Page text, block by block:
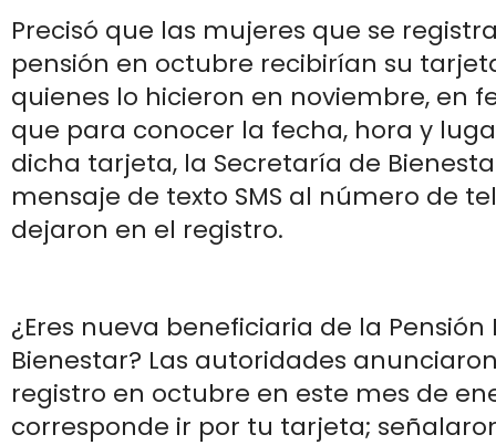
Precisó que las mujeres que se
pensión en octubre recibirían su
quienes lo hicieron en noviembre, en
que para conocer la fecha, hora y
dicha tarjeta, la Secretaría de
mensaje de texto SMS al número de
dejaron en el registro.
¿Eres nueva beneficiaria de la Pensión
Bienestar? Las autoridades
registro en octubre en este mes de
corresponde ir por tu tarjeta;